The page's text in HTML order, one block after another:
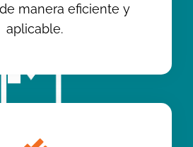
manera eficiente y
aplicable.